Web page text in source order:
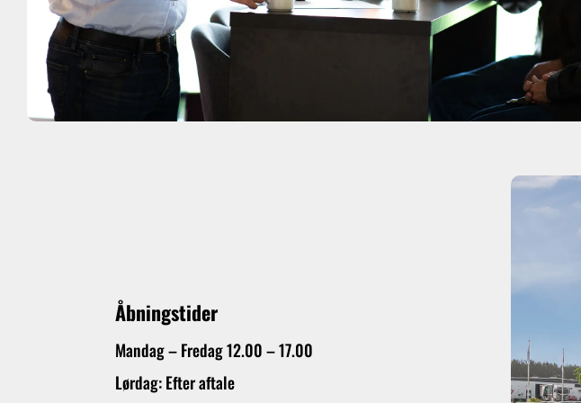
Åbningstider
Mandag – Fredag 12.00 – 17.00
Lørdag: Efter aftale